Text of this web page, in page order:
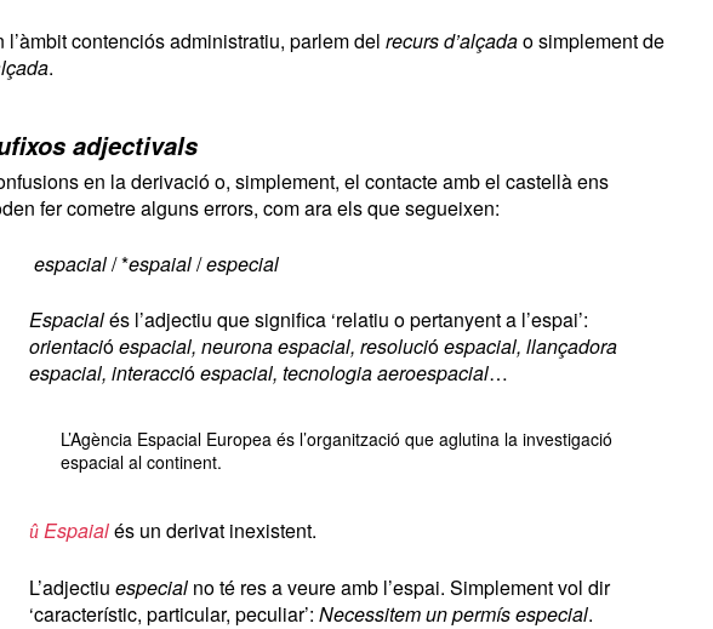
l’àmbit contenciós administratiu, parlem del recurs d’alçadao simplement de
.
adjectivals
en la derivació o, simplement, el contacte amb el castellà ens
fer cometre alguns errors, com ara els que segueixen:
espacial/ *espaial/especial
Espacialés l’adjectiu que significa ‘relatiu o pertanyent a l’espai’:
orientacióespacial, neurona espacial, resolucióespacial, llançadora
espacial, interaccióespacial, tecnologia aeroespacial…
L’Agència Espacial Europea és l’organització que aglutina la investigació
espacial al continent.
û Espaialés un derivat inexistent.
L’adjectiu especial no té res a veure amb l’espai. Simplement vol dir
‘característic, particular, peculiar’: Necessitem un permís especial.